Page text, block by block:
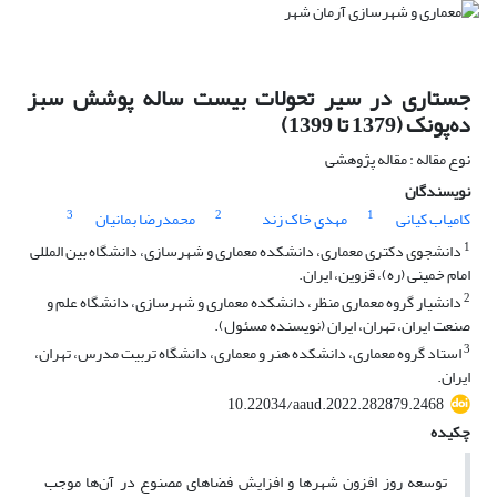
جستاری در سیر تحولات بیست ساله پوشش سبز
ده‌پونک (1379 تا 1399)
نوع مقاله : مقاله پژوهشی
نویسندگان
کامیاب کیانی
1 مهدی خاک زند 2 محمدرضا بمانیان
3
1 دانشجوی دکتری معماری، دانشکده معماری و شهرسازی، دانشگاه بین المللی
امام خمینی (ره)، قزوین، ایران.
2دانشیار گروه معماری منظر، دانشکده معماری و شهرسازی، دانشگاه علم و
صنعت ایران، تهران، ایران (نویسنده مسئول).
3استاد گروه معماری، دانشکده هنر و معماری، دانشگاه تربیت مدرس، تهران،
ایران.
10.22034/aaud.2022.282879.2468
چکیده
توسعه روز ‎افزون شهر‎ها و افزایش فضاهای مصنوع در آن‌ها موجب